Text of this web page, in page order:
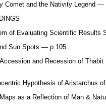
Comet and the Nativity Legend —
of Evaluating Scientific
Sun Spots — p.105
and Recession of
Hypothesis of Aristarchus
as a Reflection of Man &